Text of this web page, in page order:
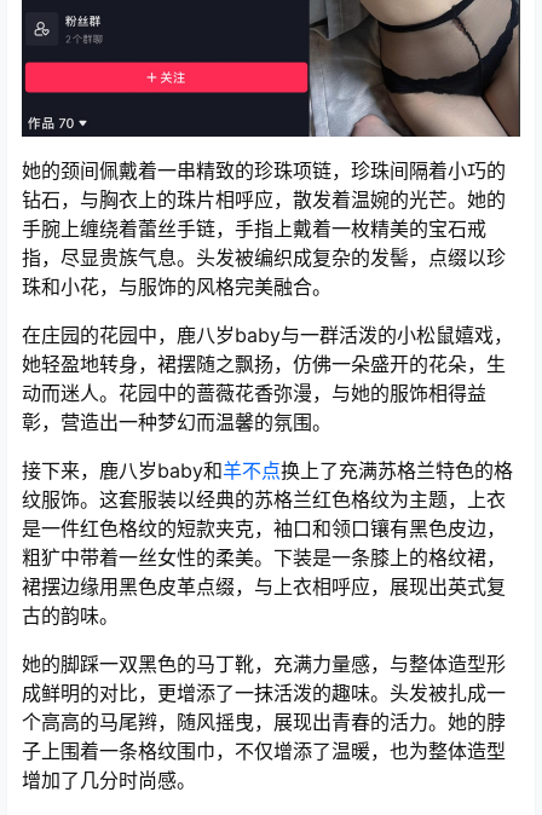
她的颈间佩戴着一串精致的珍珠项链，珍珠间隔着小巧的
钻石，与胸衣上的珠片相呼应，散发着温婉的光芒。她的
手腕上缠绕着蕾丝手链，手指上戴着一枚精美的宝石戒
指，尽显贵族气息。头发被编织成复杂的发髻，点缀以珍
珠和小花，与服饰的风格完美融合。
在庄园的花园中，鹿八岁baby与一群活泼的小松鼠嬉戏，
她轻盈地转身，裙摆随之飘扬，仿佛一朵盛开的花朵，生
动而迷人。花园中的蔷薇花香弥漫，与她的服饰相得益
彰，营造出一种梦幻而温馨的氛围。
接下来，鹿八岁baby和羊不点换上了充满苏格兰特色的格
纹服饰。这套服装以经典的苏格兰红色格纹为主题，上衣
是一件红色格纹的短款夹克，袖口和领口镶有黑色皮边，
粗犷中带着一丝女性的柔美。下装是一条膝上的格纹裙，
裙摆边缘用黑色皮革点缀，与上衣相呼应，展现出英式复
古的韵味。
她的脚踩一双黑色的马丁靴，充满力量感，与整体造型形
成鲜明的对比，更增添了一抹活泼的趣味。头发被扎成一
个高高的马尾辫，随风摇曳，展现出青春的活力。她的脖
子上围着一条格纹围巾，不仅增添了温暖，也为整体造型
增加了几分时尚感。